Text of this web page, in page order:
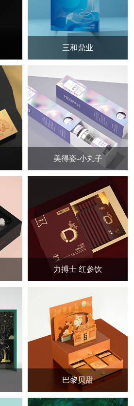
三和鼎业
美得姿-小丸子
力搏士 红参饮
巴黎贝甜